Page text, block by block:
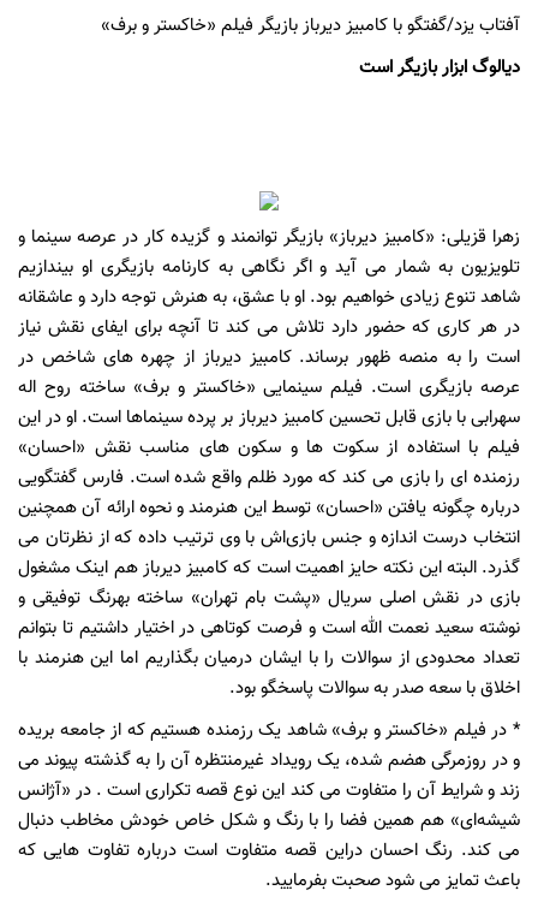
آفتاب یزد/گفتگو با کامبیز دیرباز بازیگر فیلم «خاکستر و برف»
دیالوگ ابزار بازیگر است
زهرا قزیلی: «کامبیز دیرباز» بازیگر توانمند و گزیده ‌کار در عرصه سینما و
تلویزیون به شمار می آید و اگر نگاهی به کارنامه بازیگری او بیندازیم
شاهد تنوع زیادی خواهیم بود. او با عشق، به هنرش توجه دارد و عاشقانه
در هر کاری که حضور دارد تلاش می کند تا آنچه برای ایفای نقش نیاز
است را به منصه ظهور برساند. کامبیز دیرباز از چهره های شاخص در
عرصه بازیگری است. فیلم سینمایی «خاکستر و برف» ساخته روح اله
سهرابی با بازی قابل تحسین کامبیز دیرباز بر پرده سینماها است. او در این
فیلم با استفاده از سکوت ها و سکون های مناسب نقش «احسان»
رزمنده ای را بازی می کند که مورد ظلم واقع شده است. فارس گفتگویی
درباره چگونه یافتن «احسان» توسط این هنرمند و نحوه ارائه آن همچنین
انتخاب درست اندازه و جنس بازی‌اش با وی ترتیب داده که از نظرتان می
گذرد. البته این نکته حایز اهمیت است که کامبیز دیرباز هم اینک مشغول
بازی در نقش اصلی سریال «پشت بام تهران» ساخته بهرنگ توفیقی و
نوشته سعید نعمت الله است و فرصت کوتاهی در اختیار داشتیم تا بتوانم
تعداد محدودی از سوالات را با ایشان درمیان بگذاریم اما این هنرمند با
اخلاق با سعه صدر به سوالات پاسخگو بود.
* در فیلم «خاکستر و برف» شاهد یک رزمنده هستیم که از جامعه بریده
و در روزمرگی هضم شده، یک رویداد غیرمنتظره آن را به گذشته پیوند می
زند و شرایط آن را متفاوت می کند این نوع قصه تکراری است . در «آژانس
شیشه‌ای» هم همین فضا را با رنگ و شکل خاص خودش مخاطب دنبال
می کند. رنگ احسان دراین قصه متفاوت است درباره تفاوت هایی که
باعث تمایز می شود صحبت بفرمایید.